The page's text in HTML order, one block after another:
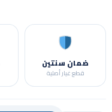
ضمان سنتين
قطع غيار أصلية